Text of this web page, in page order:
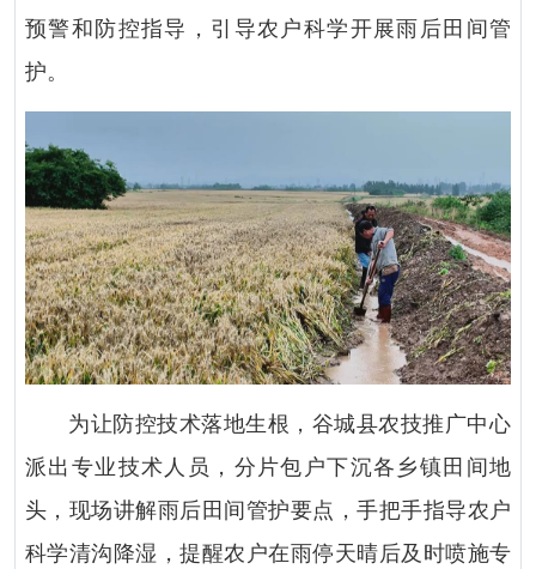
预警和防控指导，引导农户科学开展雨后田间管
护。
为让防控技术落地生根，谷城县农技推广中心
派出专业技术人员，分片包户下沉各乡镇田间地
头，现场讲解雨后田间管护要点，手把手指导农户
科学清沟降湿，提醒农户在雨停天晴后及时喷施专